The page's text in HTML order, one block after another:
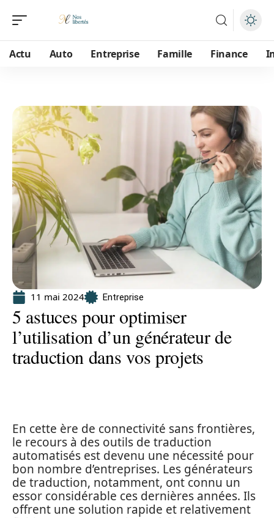
Actu Auto Entreprise Famille Finance
11 mai 2024 Entreprise
5 astuces pour optimiser
l’utilisation d’un générateur de
traduction dans vos projets
En cette ère de connectivité sans frontières,
le recours à des outils de traduction
automatisés est devenu une nécessité pour
bon nombre d’entreprises. Les générateurs
de traduction, notamment, ont connu un
essor considérable ces dernières années. Ils
offrent une solution rapide et relativement